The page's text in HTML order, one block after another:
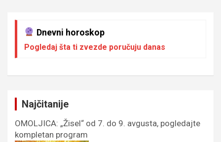
Dnevni horoskop
Pogledaj šta ti zvezde poručuju danas
Najčitanije
OMOLJICA: „Žisel“ od 7. do 9. avgusta, pogledajte
kompletan program